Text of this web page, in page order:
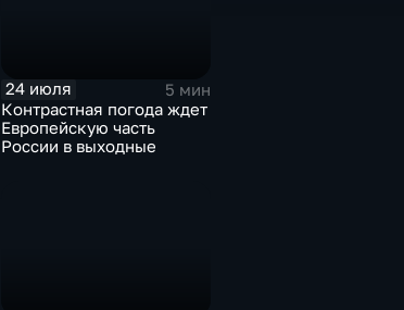
24 июля
5 мин
Контрастная погода ждет
Европейскую часть
России в выходные